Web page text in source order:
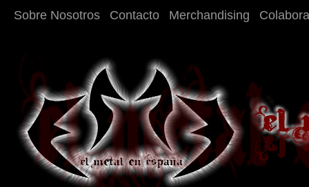
Sobre Nosotros Contacto Merchandising